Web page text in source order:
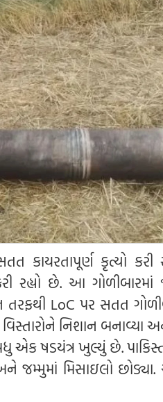
કાયરતાપૂર્ણ કૃત્યો
રહ્યો છે. આ
તરફથી LoC પર સતત
નિશાન બનાવ્યા
એક ષડયંત્ર ખુલ્યું છે.
જમ્મુમાં મિસાઇલો